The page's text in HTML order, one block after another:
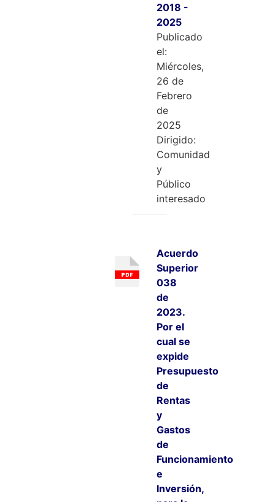
2018 -
2025
Publicado
el:
Miércoles,
26 de
Febrero
de
2025
Dirigido:
Comunidad
y
Público
interesado
Acuerdo
Superior
038
de
2023.
Por el
cual se
expide
Presupuesto
de
Rentas
y
Gastos
de
Funcionamiento
e
Inversión,